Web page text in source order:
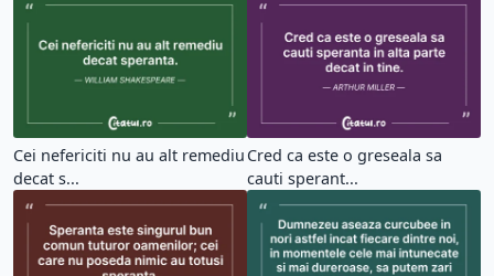
Cei nefericiti nu au alt remediu
decat s...
Cred ca este o greseala sa
cauti sperant...